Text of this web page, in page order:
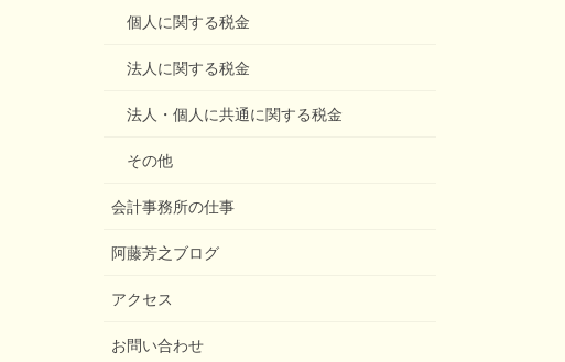
個人に関する税金
法人に関する税金
法人・個人に共通に関する税金
その他
会計事務所の仕事
阿藤芳之ブログ
アクセス
お問い合わせ